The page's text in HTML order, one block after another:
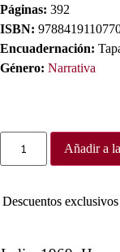
Páginas: 392
ISBN:
Encuadernación:
Género: Narrativa
Los
secretos
de
Añadir a
Descuentos